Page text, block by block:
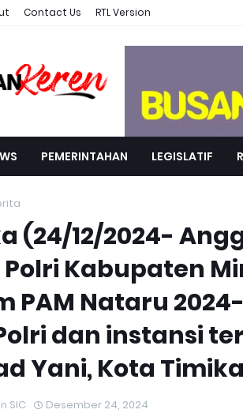
Contact Us RTL Version
PEMERINTAHAN LEGISLATIF
(24/12/2024-
Kabupaten
PAM Nataru
dan instansi
Yani, Kota
SIC Desember 24, 2024